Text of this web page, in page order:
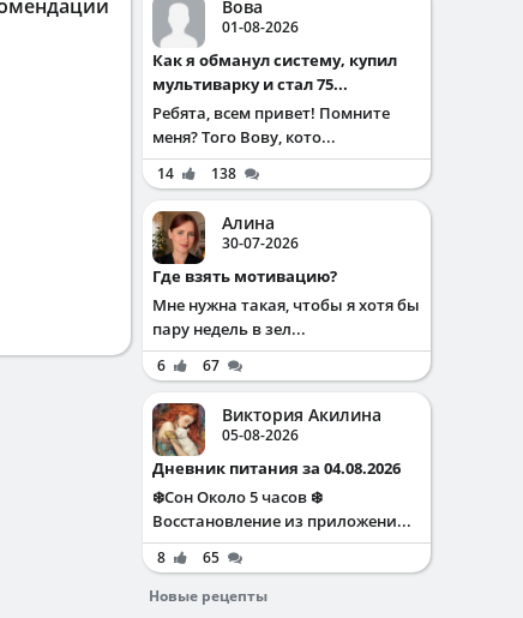
Вова
01-08-2026
Как я обманул систему, купил
мультиварку и стал 75...
Ребята, всем привет! Помните
меня? Того Вову, кото...
14 138
Алина
30-07-2026
Где взять мотивацию?
Мне нужна такая, чтобы я хотя бы
пару недель в зел...
6 67
Виктория Акилина
05-08-2026
Дневник питания за 04.08.2026
❄️Сон Около 5 часов ❄️
Восстановление из приложени...
8
65
Новые рецепты